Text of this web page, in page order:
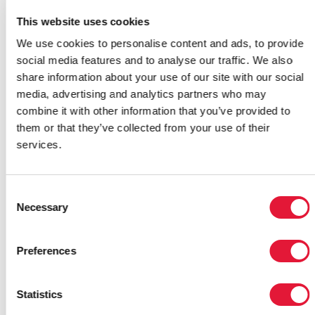
This website uses cookies
We use cookies to personalise content and ads, to provide
social media features and to analyse our traffic. We also
share information about your use of our site with our social
media, advertising and analytics partners who may
combine it with other information that you’ve provided to
them or that they’ve collected from your use of their
services.
Selection
Necessary
Preferences
Statistics
de l'institution ou de ses activités correspondantes.
Pour y remédier, les différentes organisations ont été
invitées à modifier le menu Liste autant que possible
pour trouver les paramètres les mieux adaptés à leurs
programmes et activités respectifs : une démarche
considérée comme la solution pour surmonter cette
difficulté.
coûts de la riposte en termes de droits de l'homme et
facilité l'identification de lacunes importantes dans les
estimations des ressources tout en éclairant les mises
à jour effectuées au niveau du NASA 2010-2011.
Le HRCT a été conçu à l'origine pour être utilisé par
des organisations indépendantes afin d'estimer le